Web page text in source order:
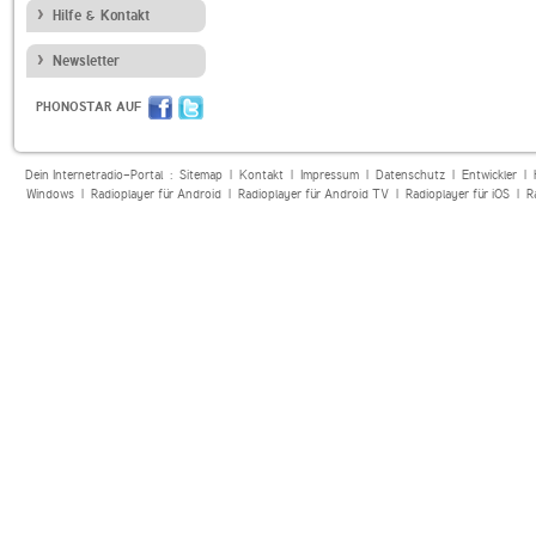
Hilfe & Kontakt
Newsletter
PHONOSTAR AUF
Dein Internetradio-Portal : Sitemap| Kontakt| Impressum| Datenschutz| Entwickler|
Windows| Radioplayer für Android| Radioplayer für Android TV| Radioplayer für iOS|